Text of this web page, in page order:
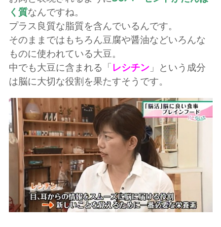
く質なんですね。
プラス良質な脂質を含んでいるんです。
そのままではもちろん豆腐や醤油などいろんな
ものに使われている大豆。
中でも大豆に含まれる「レシチン」という成分
は脳に大切な役割を果たすそうです。